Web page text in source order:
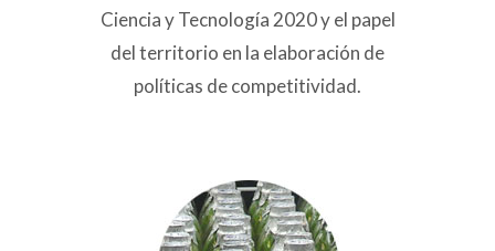
Ciencia y Tecnología 2020 y el papel
del territorio en la elaboración de
políticas de competitividad.